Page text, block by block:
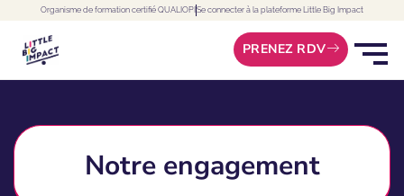
content
Organisme de formation certifié QUALIOPI Se connecter à la plateforme Little Big Impact
PRENEZ RDV
Notre engagement